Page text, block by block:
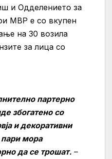
и Одделението за
МВР е со вкупен
на 30 возила
за лица со
партерно
збогатено со
и декоративни
пари мора
да се трошат. –